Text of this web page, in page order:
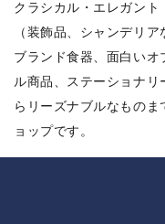
クラシカル・エレガン
（装飾品、シャンデリ
ブランド食器、面白いオ
ル商品、ステーショナ
らリーズナブルなもの
ョップです。